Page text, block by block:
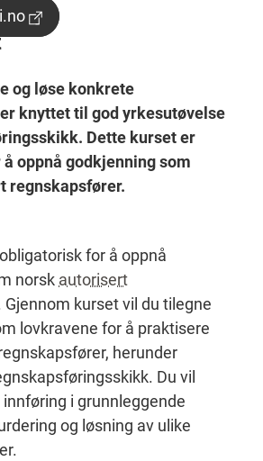
og løse konkrete
knyttet til god yrkesutøvelse
Dette kurset er
oppnå godkjenning som
regnskapsfører.
for å oppnå
norsk autorisert
kurset vil du tilegne
lovkravene for å praktisere
herunder
Du vil
i grunnleggende
og løsning av ulike